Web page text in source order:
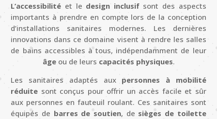
L’accessibilité et le design inclusifsont des aspects
importants à prendre en compte lors de la conception
d’installations sanitaires modernes. Les dernières
innovations dans ce domaine visent à rendre les salles
de bains accessibles à tous, indépendamment de leur
âgeou de leurs capacités physiques.
Les sanitaires adaptés aux personnes à mobilité
réduite sont conçus pour offrir un accès facile et sûr
aux personnes en fauteuil roulant. Ces sanitaires sont
équipés de barres de soutien, de sièges de toilette